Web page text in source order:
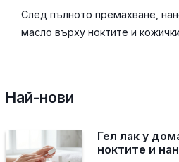
След пълното премахване,
масло върху ноктите и
Най-нови
Гел лак у
ноктите и